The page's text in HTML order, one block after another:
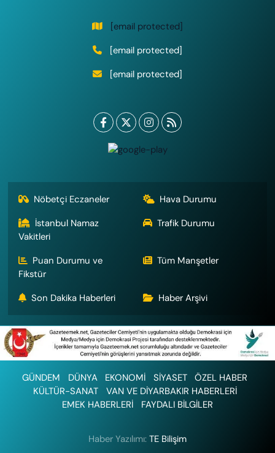
[email protected]
[email protected]
[email protected]
Nöbetçi Eczaneler
Hava Durumu
İstanbul Namaz
Vakitleri
Trafik Durumu
Puan Durumu ve
Fikstür
Tüm Manşetler
Son Dakika Haberleri Haber Arşivi
GÜNDEM DÜNYA EKONOMİ SİYASET
ÖZEL HABER
KÜLTÜR-SANAT
VAN VE DİYARBAKIR HABERLERİ
EMEK HABERLERİ
FAYDALI BİLGİLER
Haber Yazılımı: TE Bilişim